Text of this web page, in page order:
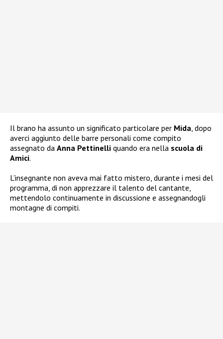
Il brano ha assunto un significato particolare per Mida , dopo
averci aggiunto delle barre personali come compito
assegnato da Anna Pettinelli quando era nella scuola di
Amici.
L’insegnante non aveva mai fatto mistero, durante i mesi del
programma, di non apprezzare il talento del cantante,
mettendolo continuamente in discussione e assegnandogli
montagne di compiti.